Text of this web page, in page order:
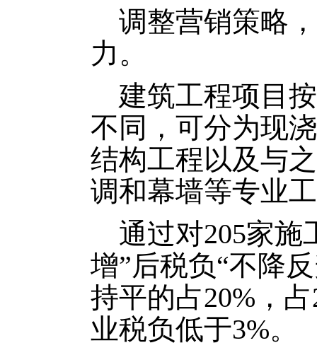
调整营销策略
力。
建筑工程项目
不同，可分为现
结构工程以及与
调和幕墙等专业
通过对205家施
增”后税负“不降
持平的占20%，
业税负低于3%。